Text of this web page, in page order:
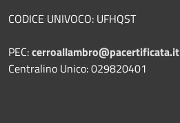
CODICE UNIVOCO: UFHQST
PEC:cerroallambro@pacertificata.it
Centralino Unico: 029820401